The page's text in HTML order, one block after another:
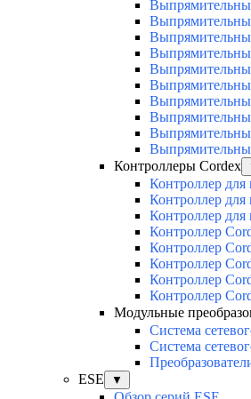
Контроллеры Cordex
Контроллер
Контроллер
Контроллер
Контроллер
Контроллер
Контроллер
Контроллер
Контроллер
Модульные
Система
Система
ESE
▼